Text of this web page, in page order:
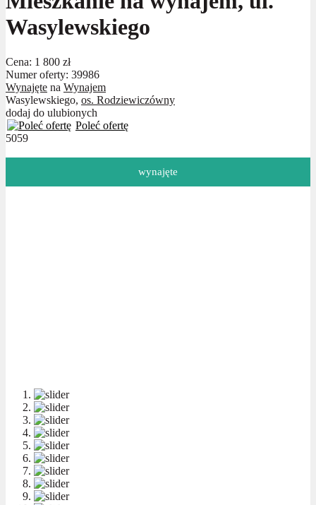
Wasylewskiego
Cena: 1 800 zł
Numer oferty: 39986
Wynajęte na Wynajem
Wasylewskiego, os. Rodziewiczówny
dodaj do ulubionych
Poleć ofertę
5059
wynajęte